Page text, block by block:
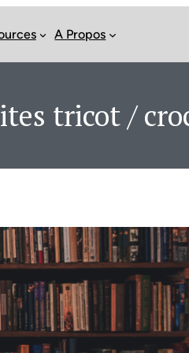
A Propos
tricot /